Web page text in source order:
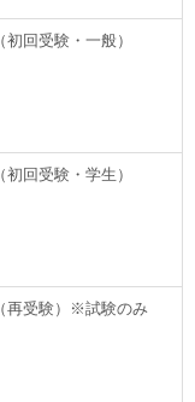
回受験・一般）
回受験・学生）
再受験）※試験のみ